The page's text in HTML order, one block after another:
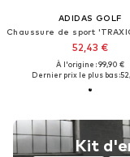
ADIDAS GOLF
52,43 €
À l'origine : 99,90 €
Dernier prix le plus bas :
Kit